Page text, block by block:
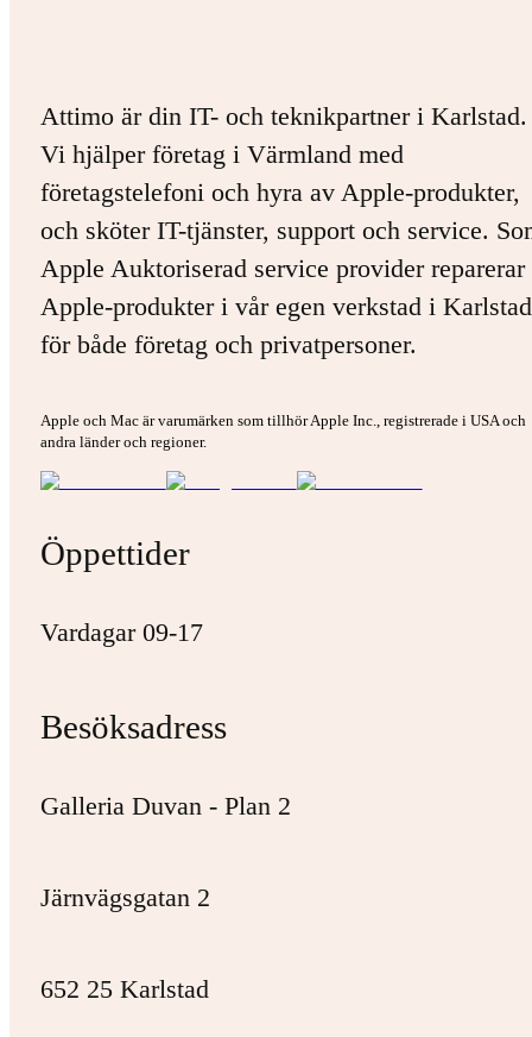
Attimo är din IT- och teknikpartner i Karlstad.
Vi hjälper företag i Värmland med
företagstelefoni och hyra av Apple-produkter,
och sköter IT-tjänster, support och service.
Apple Auktoriserad service provider
Apple-produkter i vår egen verkstad i
för både företag och privatpersoner.
Apple och Mac är varumärken som tillhör Apple Inc., registrerade i USA och
andra länder och regioner.
Öppettider
Vardagar 09-17
Besöksadress
Galleria Duvan - Plan 2
Järnvägsgatan 2
652 25 Karlstad